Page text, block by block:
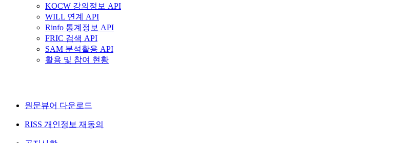
KOCW 강의정보 API
WILL 연계 API
Rinfo 통계정보 API
FRIC 검색 API
SAM 분석활용 API
활용 및 참여 현황
원문뷰어 다운로드
RISS 개인정보 재동의